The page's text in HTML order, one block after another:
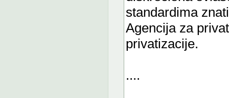
standardima
Agencija za
privatizacije.
....